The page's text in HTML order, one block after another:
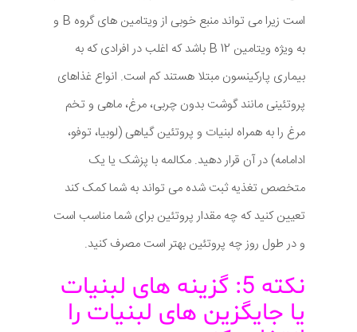
است زیرا می تواند منبع خوبی از ویتامین های گروه B و
به ویژه ویتامین B 12 باشد که اغلب در افرادی که به
بیماری پارکینسون مبتلا هستند کم است. انواع غذاهای
پروتئینی مانند گوشت بدون چربی، مرغ، ماهی و تخم
مرغ را به همراه لبنیات و پروتئین گیاهی (لوبیا، توفو،
ادامامه) در آن قرار دهید. مکالمه با پزشک یا یک
متخصص تغذیه ثبت شده می تواند به شما کمک کند
تعیین کنید که چه مقدار پروتئین برای شما مناسب است
و در طول روز چه پروتئین بهتر است مصرف کنید.
نکته 5: گزینه های لبنیات
یا جایگزین های لبنیات را